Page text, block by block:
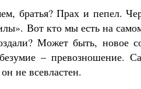
братья? Прах и пепел.
Вот кто мы есть на
Может быть, новое
– превозношение.
не всевластен.